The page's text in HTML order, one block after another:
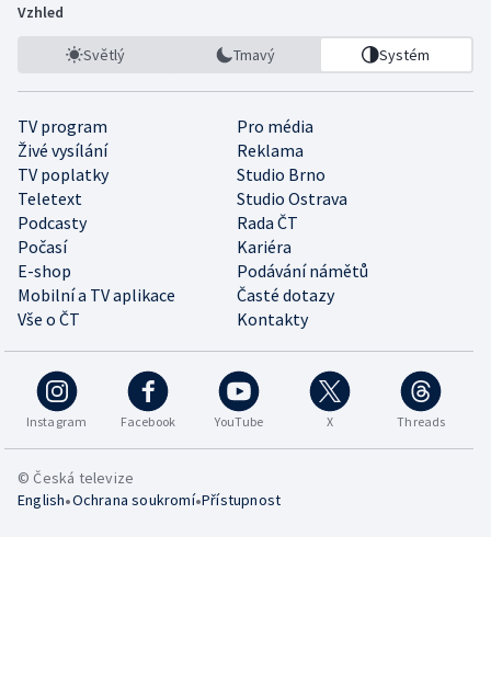
Vzhled
Světlý Tmavý Systém
TV program
Pro média
Živé vysílání
Reklama
TV poplatky
Studio Brno
Teletext
Studio Ostrava
Podcasty
Rada ČT
Počasí
Kariéra
E-shop
Podávání námětů
Mobilní a TV aplikace
Časté dotazy
Vše o ČT
Kontakty
Instagram Facebook YouTube X Threads
© Česká televize
English•Ochrana soukromí•Přístupnost